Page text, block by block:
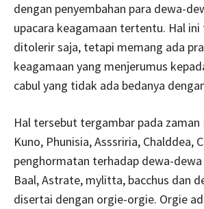
dengan penyembahan para dewa-
upacara keagamaan tertentu. Hal ini
ditolerir saja, tetapi memang ada
keagamaan yang menjerumus
cabul yang tidak ada bedanya
Hal tersebut tergambar pada zaman
Kuno, Phunisia, Asssriria, Chalddea,
penghormatan terhadap dewa-
Baal, Astrate, mylitta, bacchus dan
disertai dengan orgie-orgie. Orgie